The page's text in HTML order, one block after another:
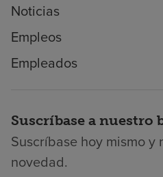
Noticias
Empleos
Empleados
Suscríbase a nuestro
Suscríbase hoy mismo y
novedad.